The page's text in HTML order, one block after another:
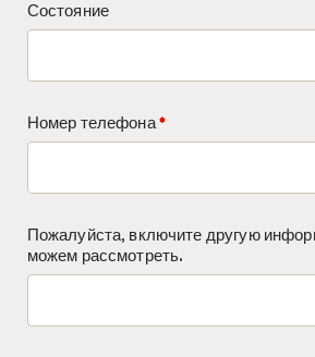
Состояние
Номер телефона
Пожалуйста, включите другую
можем рассмотреть.